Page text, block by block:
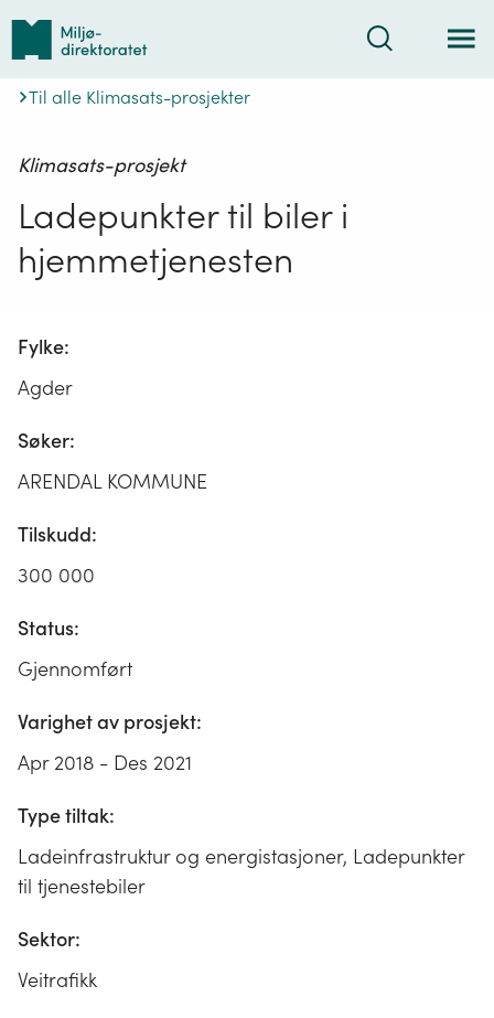
Tilbake
forsiden
Søk
Til alle Klimasats-prosjekter
Klimasats-prosjekt
Ladepunkter til biler i
hjemmetjenesten
Fylke:
Agder
Søker:
ARENDAL KOMMUNE
Tilskudd:
300 000
Status:
Gjennomført
Varighet av prosjekt:
Apr 2018 - Des 2021
Type tiltak:
Ladeinfrastruktur og energistasjoner, Ladepunkter
til tjenestebiler
Sektor:
Veitrafikk